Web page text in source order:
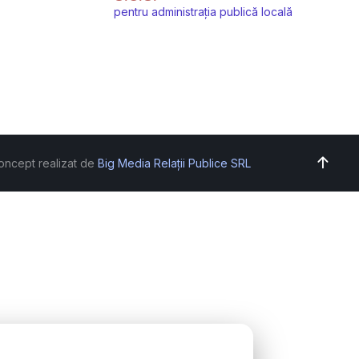
pentru administrația publică locală
realizat de Big Media Relații Publice SRL